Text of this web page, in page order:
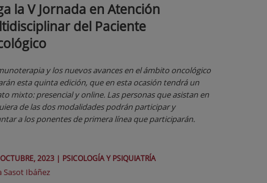
la V Jornada en Atención
del Paciente
y los nuevos avances en el ámbito oncológico
esta quinta edición, que en esta ocasión tendrá un
mixto: presencial y online. Las personas que asistan en
de las dos modalidades podrán participar y
a los ponentes de primera línea que participarán.
OCTUBRE, 2023 | PSICOLOGÍA Y PSIQUIATRÍA
Sasot Ibáñez